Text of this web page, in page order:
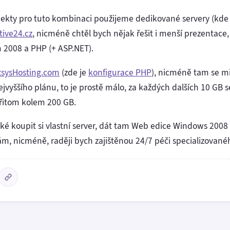
pro tuto kombinaci použijeme dedikované servery
, nicméně chtěl bych nějak řešit i menší
a PHP (+ ASP.NET).
(zde je konfigurace PHP), nicméně tam se
plánu, to je prostě málo, za každých dalších 10 GB
kolem 200 GB.
koupit si vlastní server, dát tam Web edice Windows 2008
nicméně, raději bych zajištěnou 24/7 péči